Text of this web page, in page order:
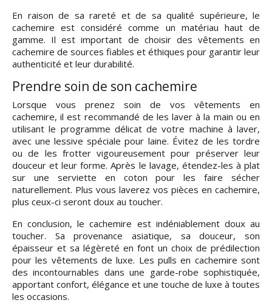
En raison de sa rareté et de sa qualité supérieure, le
cachemire est considéré comme un matériau haut de
gamme. Il est important de choisir des vêtements en
cachemire de sources fiables et éthiques pour garantir leur
authenticité et leur durabilité.
Prendre soin de son cachemire
Lorsque vous prenez soin de vos vêtements en
cachemire, il est recommandé de les laver à la main ou en
utilisant le programme délicat de votre machine à laver,
avec une lessive spéciale pour laine. Évitez de les tordre
ou de les frotter vigoureusement pour préserver leur
douceur et leur forme. Après le lavage, étendez-les à plat
sur une serviette en coton pour les faire sécher
naturellement. Plus vous laverez vos pièces en cachemire,
plus ceux-ci seront doux au toucher.
En conclusion, le cachemire est indéniablement doux au
toucher. Sa provenance asiatique, sa douceur, son
épaisseur et sa légèreté en font un choix de prédilection
pour les vêtements de luxe. Les pulls en cachemire sont
des incontournables dans une garde-robe sophistiquée,
apportant confort, élégance et une touche de luxe à toutes
les occasions.